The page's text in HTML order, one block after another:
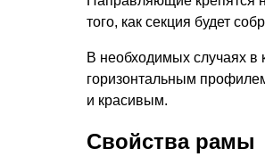
того, как секция будет
В необходимых случаях в
горизонтальным
и красивым.
Свойства рамы